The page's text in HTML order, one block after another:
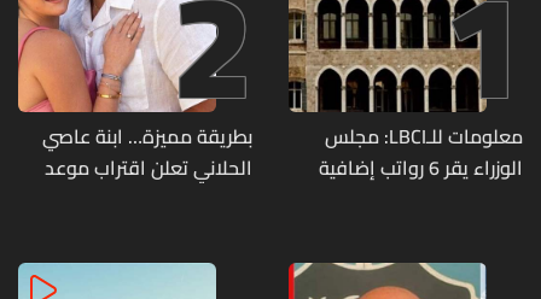
معلومات للـLBCI: مجلس
الوزراء يقر 6 رواتب إضافية
منذ آذار
بطريقة مميزة… ابنة عاصي
الحلاني تعلن اقتراب موعد